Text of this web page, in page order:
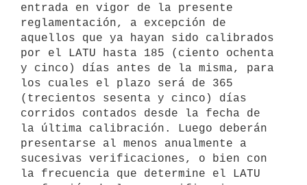
entrada en vigor de la presente
reglamentación, a excepción de
aquellos que ya hayan sido calibrados
por el LATU hasta 185 (ciento ochenta
y cinco) días antes de la misma, para
los cuales el plazo será de 365
(trecientos sesenta y cinco) días
corridos contados desde la fecha de
la última calibración. Luego deberán
presentarse al menos anualmente a
sucesivas verificaciones, o bien con
la frecuencia que determine el LATU